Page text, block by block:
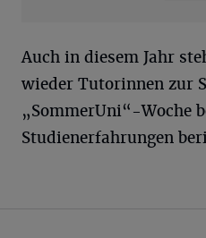
Auch in diesem Jahr
wieder Tutorinnen zur
„SommerUni“-Woche
Studienerfahrungen